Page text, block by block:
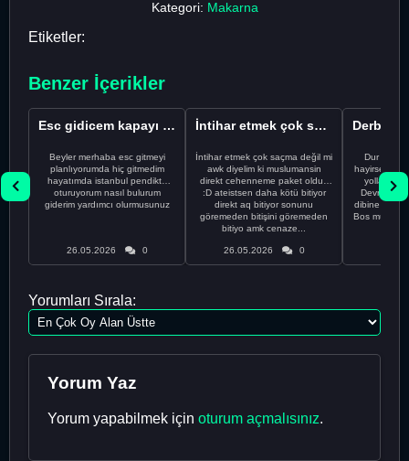
Kategori: Makarna
Etiketler:
Benzer İçerikler
Esc gidicem kapayı koydum
Beyler merhaba esc gitmeyi
planlıyorumda hiç gitmedim
hayatımda istanbul pendikte
oturuyorum nasıl bulurum
giderim yardımcı olurmusunuz
26.05.2026 0
İntihar etmek çok saçma değil mi
İntihar etmek çok saçma değil mi
awk diyelim ki muslumansin
direkt cehenneme paket oldun
:D ateistsen daha kötü bitiyor
direkt aq bitiyor sonunu
göremeden bitişini göremeden
bitiyo amk cenaze...
26.05.2026 0
Dur
hayirsever
yolla
Devrim abi
dibine
Bos
Yorumları Sırala:
Yorum Yaz
Yorum yapabilmek için oturum açmalısınız.